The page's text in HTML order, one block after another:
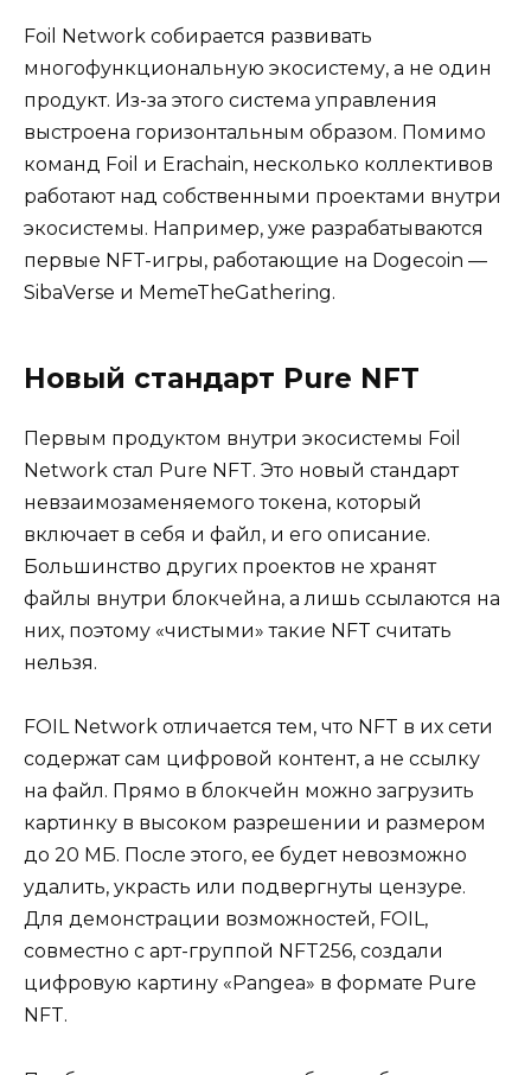
Foil Network собирается развивать
многофункциональную экосистему, а не один
продукт. Из-за этого система управления
выстроена горизонтальным образом. Помимо
команд Foil и Erachain, несколько коллективов
работают над собственными проектами внутри
экосистемы. Например, уже разрабатываются
первые NFT-игры, работающие на Dogecoin —
SibaVerse и MemeTheGathering.
Новый стандарт Pure NFT
Первым продуктом внутри экосистемы Foil
Network стал Pure NFT. Это новый стандарт
невзаимозаменяемого токена, который
включает в себя и файл, и его описание.
Большинство других проектов не хранят
файлы внутри блокчейна, а лишь ссылаются на
них, поэтому «чистыми» такие NFT считать
нельзя.
FOIL Network отличается тем, что NFT в их сети
содержат сам цифровой контент, а не ссылку
на файл. Прямо в блокчейн можно загрузить
картинку в высоком разрешении и размером
до 20 МБ. После этого, ее будет невозможно
удалить, украсть или подвергнуты цензуре.
Для демонстрации возможностей, FOIL,
совместно с арт-группой NFT256, создали
цифровую картину «Pangea» в формате Pure
NFT.